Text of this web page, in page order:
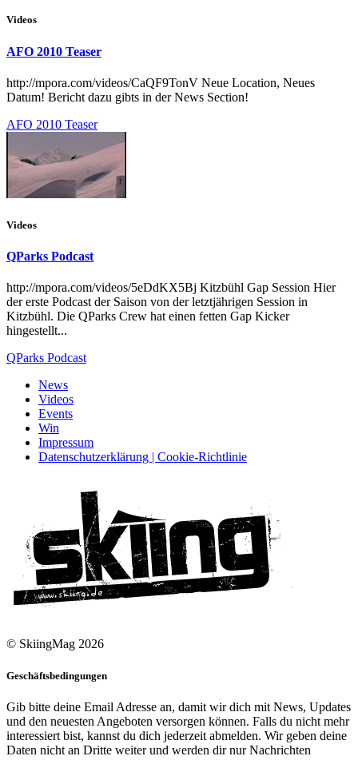
Videos
AFO 2010 Teaser
http://mpora.com/videos/CaQF9TonV Neue Location, Neues
Datum! Bericht dazu gibts in der News Section!
AFO 2010 Teaser
Videos
QParks Podcast
http://mpora.com/videos/5eDdKX5Bj Kitzbühl Gap Session Hier
der erste Podcast der Saison von der letztjährigen Session in
Kitzbühl. Die QParks Crew hat einen fetten Gap Kicker
hingestellt...
QParks Podcast
News
Videos
Events
Win
Impressum
Datenschutzerklärung | Cookie-Richtlinie
© SkiingMag 2026
Geschäftsbedingungen
Gib bitte deine Email Adresse an, damit wir dich mit News, Updates
und den neuesten Angeboten versorgen können. Falls du nicht mehr
interessiert bist, kannst du dich jederzeit abmelden. Wir geben deine
Daten nicht an Dritte weiter und werden dir nur Nachrichten